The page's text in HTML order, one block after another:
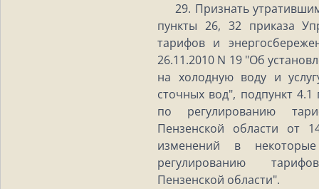
29. Признать
пункты 26, 32 приказа
тарифов и
26.11.2010 N 19 "Об
на холодную воду и
сточных вод", подпункт
по регулированию
Пензенской области от
изменений в
регулированию
Пензенской области".